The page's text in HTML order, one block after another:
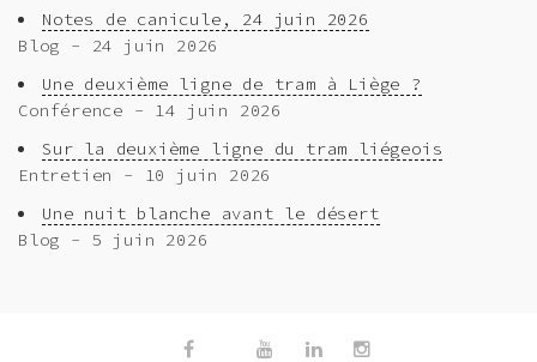
Notes de canicule, 24 juin 2026
Blog - 24 juin 2026
Une deuxième ligne de tram à Liège ?
Conférence - 14 juin 2026
Sur la deuxième ligne du tram liégeois
Entretien - 10 juin 2026
Une nuit blanche avant le désert
Blog - 5 juin 2026